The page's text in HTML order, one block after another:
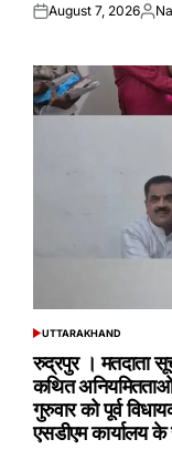
Posted
August 7, 2026
POSTED
UTTARAKHAND
रुद्रपुर । मतदाता
कथित
गुरुवार को पूर्व
एसडीएम कार्यालय के